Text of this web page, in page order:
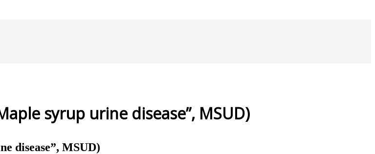
syrup urine disease”, MSUD)
disease”, MSUD)